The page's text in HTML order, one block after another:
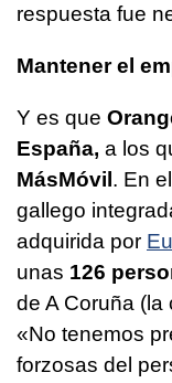
respuesta fue
Mantener el
Y es que
España, a los
MásMóvil. En
gallego
adquirida por
unas 126
de A Coruña (la
«No tenemos
forzosas del